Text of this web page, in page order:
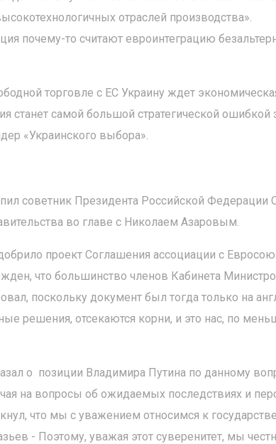
отраслей производства».
почему-то считают евроинтеграцию
торговле с ЕС Украину ждет
станет самой большой стратегической
«Украинского выбора».
советник Президента Российской Федерации
во главе с Николаем Азаровым.
проект Соглашения ассоциации с
что большинство членов Кабинета
поскольку документ был тогда только на
решения, отсекаются корни, и это нас, по
о позиции Владимира Путина по данному
на вопросы об ожидаемых последствиях и
что мы с уважением относимся к
- Поэтому, уважая этот суверенитет, мы